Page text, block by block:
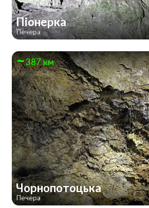
Піонерка
Печера
387 км
Чорнопотоцька
Печера